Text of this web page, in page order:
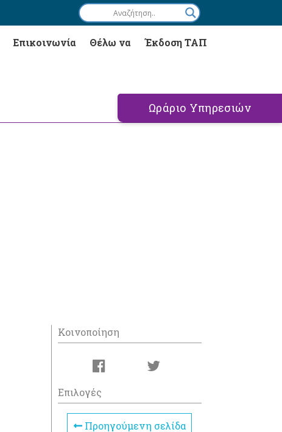
Επικοινωνία Θέλω να Έκδοση ΤΑΠ
Ωράριο Υπηρεσιών
Κοινοποίηση
Επιλογές
Προηγούμενη σελίδα